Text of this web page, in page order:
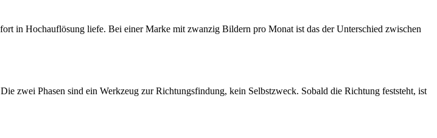
in Hochauflösung liefe. Bei einer Marke mit zwanzig Bildern pro Monat ist das der Unterschied zwischen
zwei Phasen sind ein Werkzeug zur Richtungsfindung, kein Selbstzweck. Sobald die Richtung feststeht, ist